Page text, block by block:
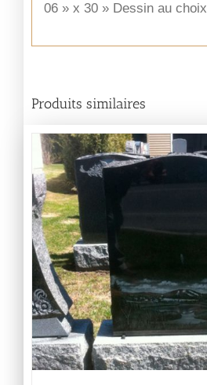
06 » x 30 » Dessin au choix
Produits similaires